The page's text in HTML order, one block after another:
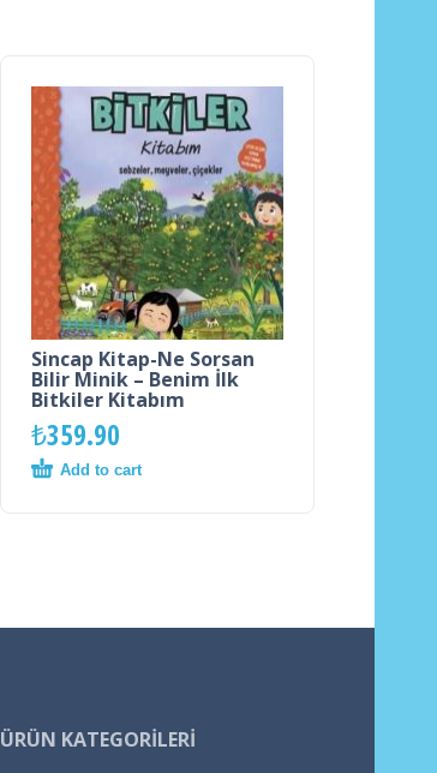
Sincap Kitap-Ne Sorsan
Bilir Minik – Benim İlk
Bitkiler Kitabım
₺359.90
Add to cart
ÜRÜN KATEGORILERI